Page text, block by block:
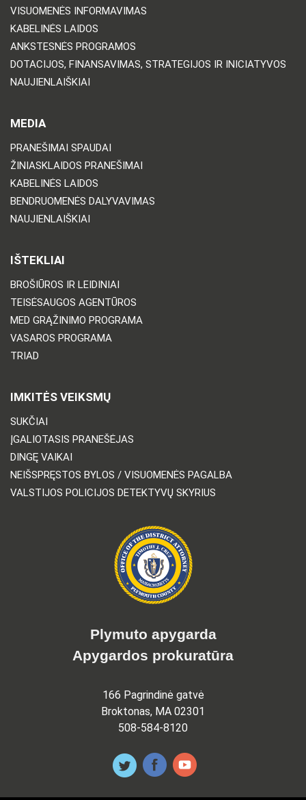
VISUOMENĖS INFORMAVIMAS
KABELINĖS LAIDOS
ANKSTESNĖS PROGRAMOS
DOTACIJOS, FINANSAVIMAS, STRATEGIJOS IR INICIATYVOS
NAUJIENLAIŠKIAI
MEDIA
PRANEŠIMAI SPAUDAI
ŽINIASKLAIDOS PRANEŠIMAI
KABELINĖS LAIDOS
BENDRUOMENĖS DALYVAVIMAS
NAUJIENLAIŠKIAI
IŠTEKLIAI
BROŠIŪROS IR LEIDINIAI
TEISĖSAUGOS AGENTŪROS
MED GRĄŽINIMO PROGRAMA
VASAROS PROGRAMA
TRIAD
IMKITĖS VEIKSMŲ
SUKČIAI
ĮGALIOTASIS PRANEŠĖJAS
DINGĘ VAIKAI
NEIŠSPRĘSTOS BYLOS / VISUOMENĖS PAGALBA
VALSTIJOS POLICIJOS DETEKTYVŲ SKYRIUS
Plymuto apygarda
Apygardos prokuratūra
166 Pagrindinė gatvė
Broktonas, MA 02301
508-584-8120